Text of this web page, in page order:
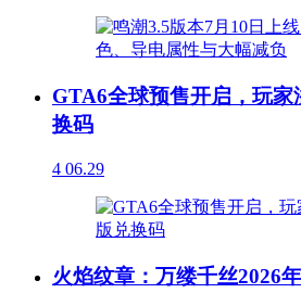
GTA6全球预售开启，玩家
换码
4 06.29
火焰纹章：万缕千丝2026